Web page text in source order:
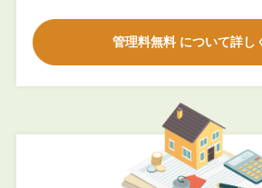
管理料無料 について詳し